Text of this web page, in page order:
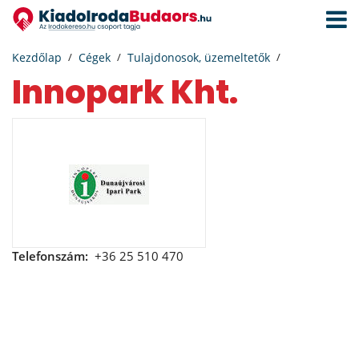
Kezdőlap Cégek Tulajdonosok, üzemeltetők
Innopark Kht.
Telefonszám: +36 25 510 470